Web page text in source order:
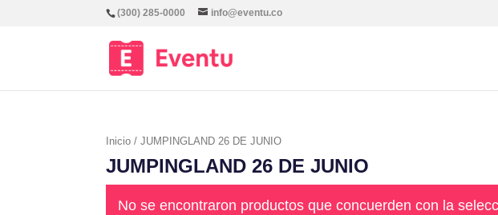
(300) 285-0000 info@eventu.co
Inicio / JUMPINGLAND 26 DE JUNIO
JUMPINGLAND 26 DE JUNIO
No se encontraron productos que concuerden con la